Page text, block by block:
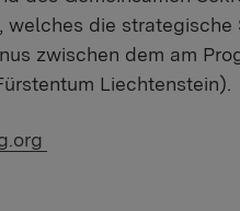
welches die strategische
zwischen dem am
Liechtenstein).